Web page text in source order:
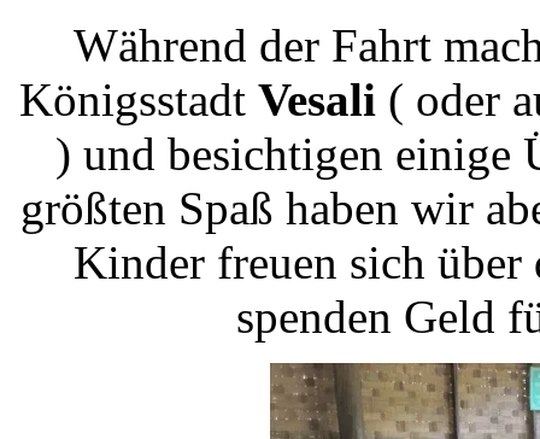
Während der Fahrt
Königsstadt Vesali ( oder
) und besichtigen einige
größten Spaß haben wir
Kinder freuen sich über
spenden Geld